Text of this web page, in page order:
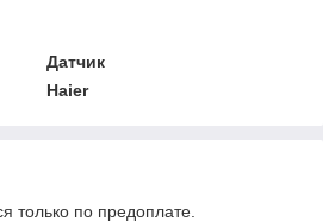
Датчик
Haier
только по предоплате.